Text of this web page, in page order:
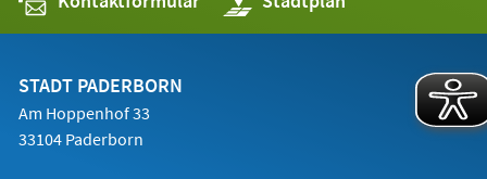
in
einem
STADT PADERBORN
Am Hoppenhof 33
33104 Paderborn